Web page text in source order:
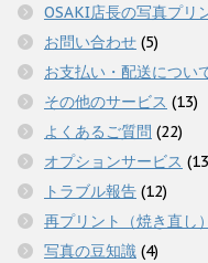
OSAKI店長の写真プリ
お問い合わせ (5)
お支払い・配送につい
その他のサービス (13)
よくあるご質問 (22)
オプションサービス
トラブル報告 (12)
再プリント（焼き直し
写真の豆知識 (4)